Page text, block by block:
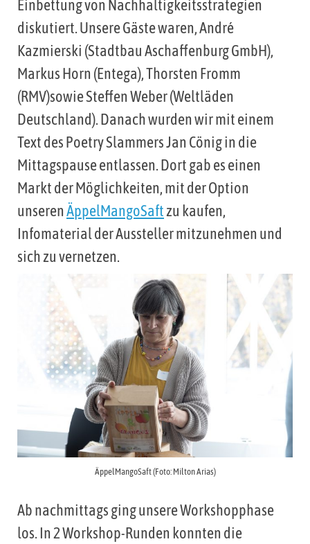
Einbettung von Nachhaltigkeitsstrategien
diskutiert. Unsere Gäste waren, André
Kazmierski (Stadtbau Aschaffenburg GmbH),
Markus Horn (Entega), Thorsten Fromm
(RMV)sowie Steffen Weber (Weltläden
Deutschland). Danach wurden wir mit einem
Text des Poetry Slammers Jan Cönig in die
Mittagspause entlassen. Dort gab es einen
Markt der Möglichkeiten, mit der Option
unserenÄppelMangoSaftzu kaufen,
Infomaterial der Aussteller mitzunehmen und
sich zu vernetzen.
ÄppelMangoSaft (Foto: Milton Arias)
Ab nachmittags ging unsere Workshopphase
los. In 2 Workshop-Runden konnten die